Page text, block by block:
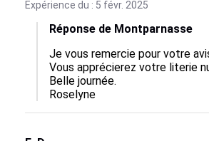
Expérience du : 5 févr. 2025
Réponse de Montparnasse
Je vous remercie pour votre
Vous apprécierez votre literie
Belle journée.
Roselyne